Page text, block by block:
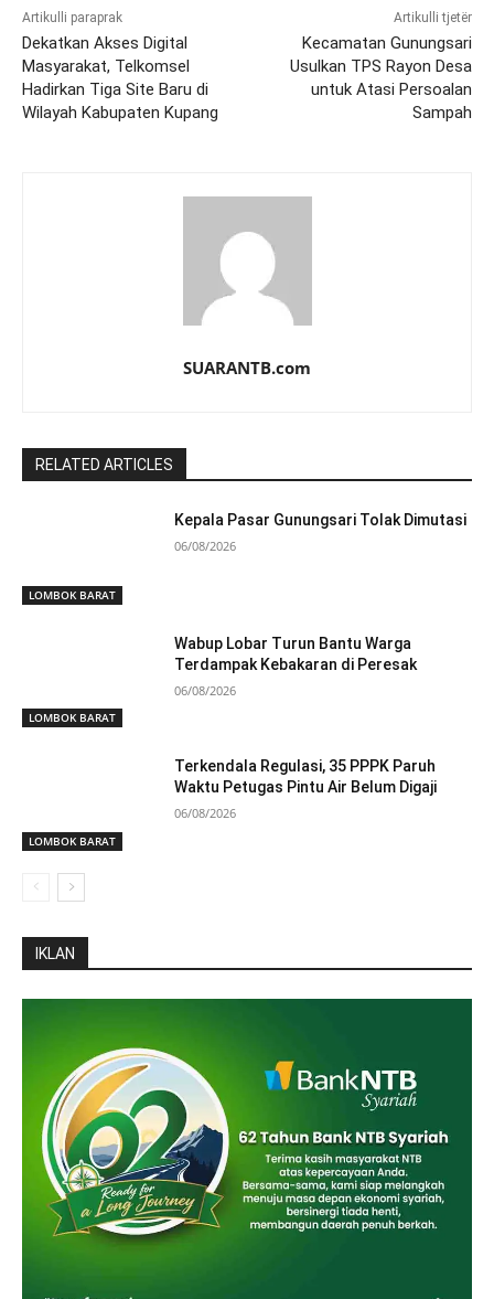
Artikulli paraprak
Dekatkan Akses Digital
Masyarakat, Telkomsel
Hadirkan Tiga Site Baru di
Wilayah Kabupaten Kupang
Artikulli tjetër
Kecamatan Gunungsari
Usulkan TPS Rayon Desa
untuk Atasi Persoalan
Sampah
SUARANTB.com
RELATED ARTICLES
LOMBOK BARAT
Kepala Pasar Gunungsari Tolak Dimutasi
06/08/2026
LOMBOK BARAT
Wabup Lobar Turun Bantu Warga
Terdampak Kebakaran di Peresak
06/08/2026
LOMBOK BARAT
Terkendala Regulasi, 35 PPPK Paruh
Waktu Petugas Pintu Air Belum Digaji
06/08/2026
IKLAN